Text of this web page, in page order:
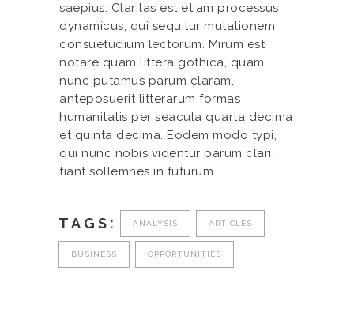
saepius. Claritas est etiam processus
dynamicus, qui sequitur mutationem
consuetudium lectorum. Mirum est
notare quam littera gothica, quam
nunc putamus parum claram,
anteposuerit litterarum formas
humanitatis per seacula quarta decima
et quinta decima. Eodem modo typi,
qui nunc nobis videntur parum clari,
fiant sollemnes in futurum.
TAGS: ANALYSIS ARTICLES
BUSINESS OPPORTUNITIES